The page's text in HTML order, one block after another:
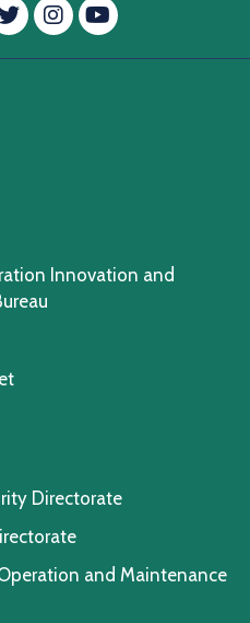
Twitter
Instagram
YouTube
Innovation and
Directorate
and Maintenance